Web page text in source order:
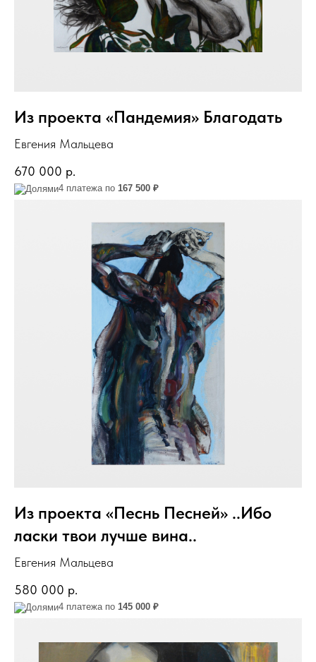
Из проекта «Пандемия» Благодать
Евгения Мальцева
670 000 р.
4 платежа по 167 500 ₽
Из проекта «Песнь Песней» ..Ибо
ласки твои лучше вина..
Евгения Мальцева
580 000 р.
4 платежа по 145 000 ₽